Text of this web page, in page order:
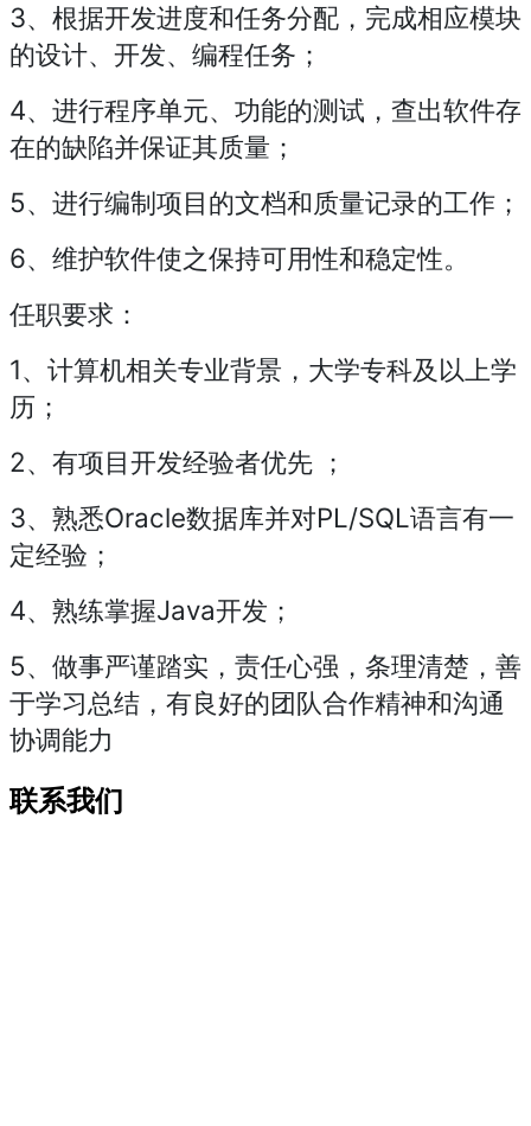
3、根据开发进度和任务分配，完成相应模块
的设计、开发、编程任务；
4、进行程序单元、功能的测试，查出软件存
在的缺陷并保证其质量；
5、进行编制项目的文档和质量记录的工作；
6、维护软件使之保持可用性和稳定性。
任职要求：
1、计算机相关专业背景，大学专科及以上学
历；
2、有项目开发经验者优先 ；
3、熟悉Oracle数据库并对PL/SQL语言有一
定经验；
4、熟练掌握Java开发；
5、做事严谨踏实，责任心强，条理清楚，善
于学习总结，有良好的团队合作精神和沟通
协调能力
联系我们